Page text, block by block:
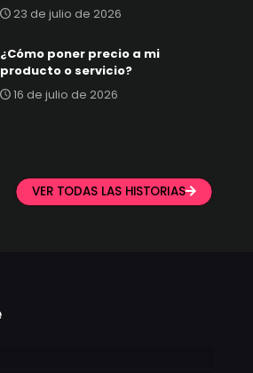
23 de julio de 2026
¿Cómo poner precio a mi
producto o servicio?
16 de julio de 2026
VER TODAS LAS HISTORIAS